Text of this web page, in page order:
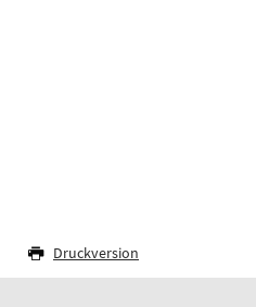
Druckversion